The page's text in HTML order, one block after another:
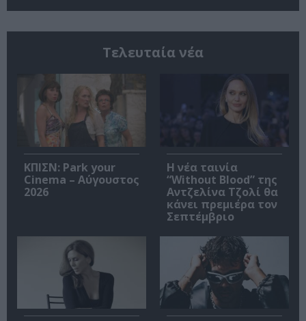
Τελευταία νέα
ΚΠΙΣΝ: Park your
Cinema – Αύγουστος
2026
Η νέα ταινία
“Without Blood” της
Αντζελίνα Τζολί θα
κάνει πρεμιέρα τον
Σεπτέμβριο